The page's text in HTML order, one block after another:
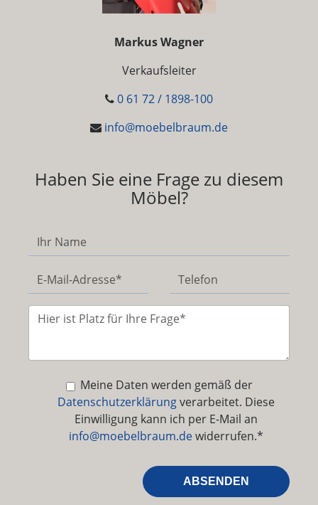
Markus Wagner
Verkaufsleiter
0 61 72 / 1898-100
info@moebelbraum.de
Haben Sie eine Frage zu diesem
Möbel?
Meine Daten werden gemäß der
Datenschutzerklärungverarbeitet. Diese
Einwilligung kann ich per E-Mail an
info@moebelbraum.dewiderrufen.*